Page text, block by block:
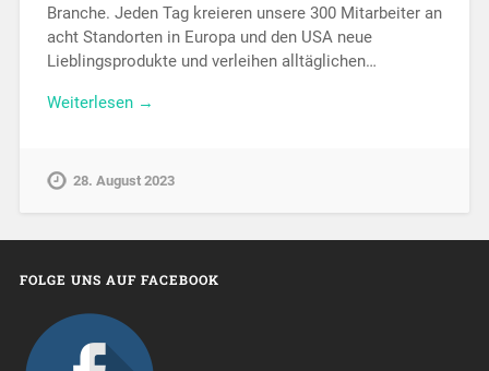
Branche. Jeden Tag kreieren unsere 300 Mitarbeiter an
acht Standorten in Europa und den USA neue
Lieblingsprodukte und verleihen alltäglichen…
Weiterlesen →
28. August 2023
FOLGE UNS AUF FACEBOOK